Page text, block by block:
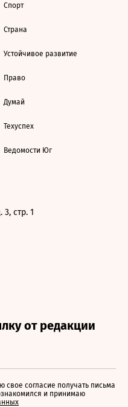
Спорт
Страна
Устойчивое развитие
Право
Думай
Техуспех
Ведомости Юг
3, стр. 1
согласие получать письма
и принимаю